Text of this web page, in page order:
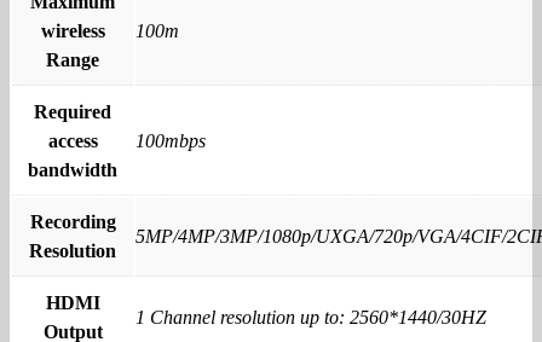
wireless
Range
100m
Required
access
bandwidth
100mbps
Recording
Resolution
5MP/4MP/3MP/1080p/UXGA/720p/VGA/4CIF/
HDMI
Output
1 Channel resolution up to: 2560*1440/30HZ